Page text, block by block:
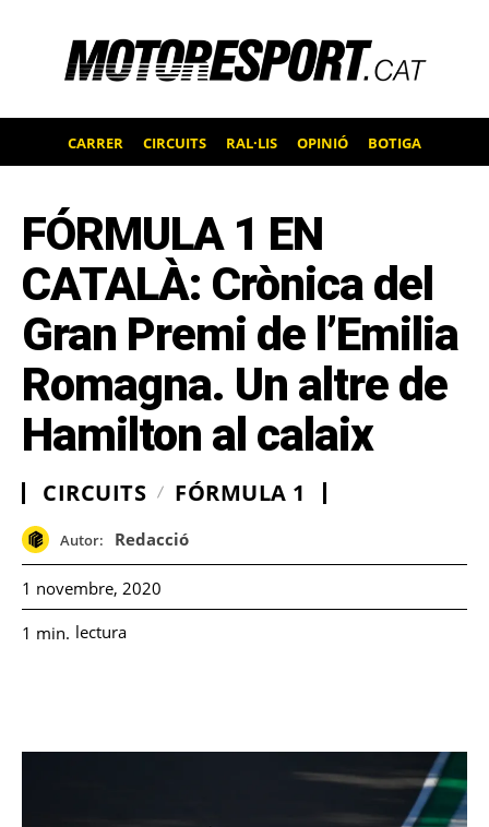
CARRER CIRCUITS RAL·LIS OPINIÓ BOTIGA
FÓRMULA 1 EN
CATALÀ: Crònica del
Gran Premi de l’Emilia
Romagna. Un altre de
Hamilton al calaix
CIRCUITS FÓRMULA 1
Autor: Redacció
1 novembre, 2020
1 min. lectura